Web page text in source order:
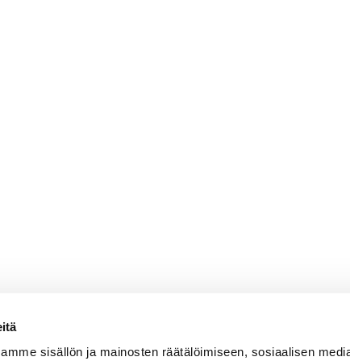
sisällön ja mainosten räätälöimiseen, sosiaalisen